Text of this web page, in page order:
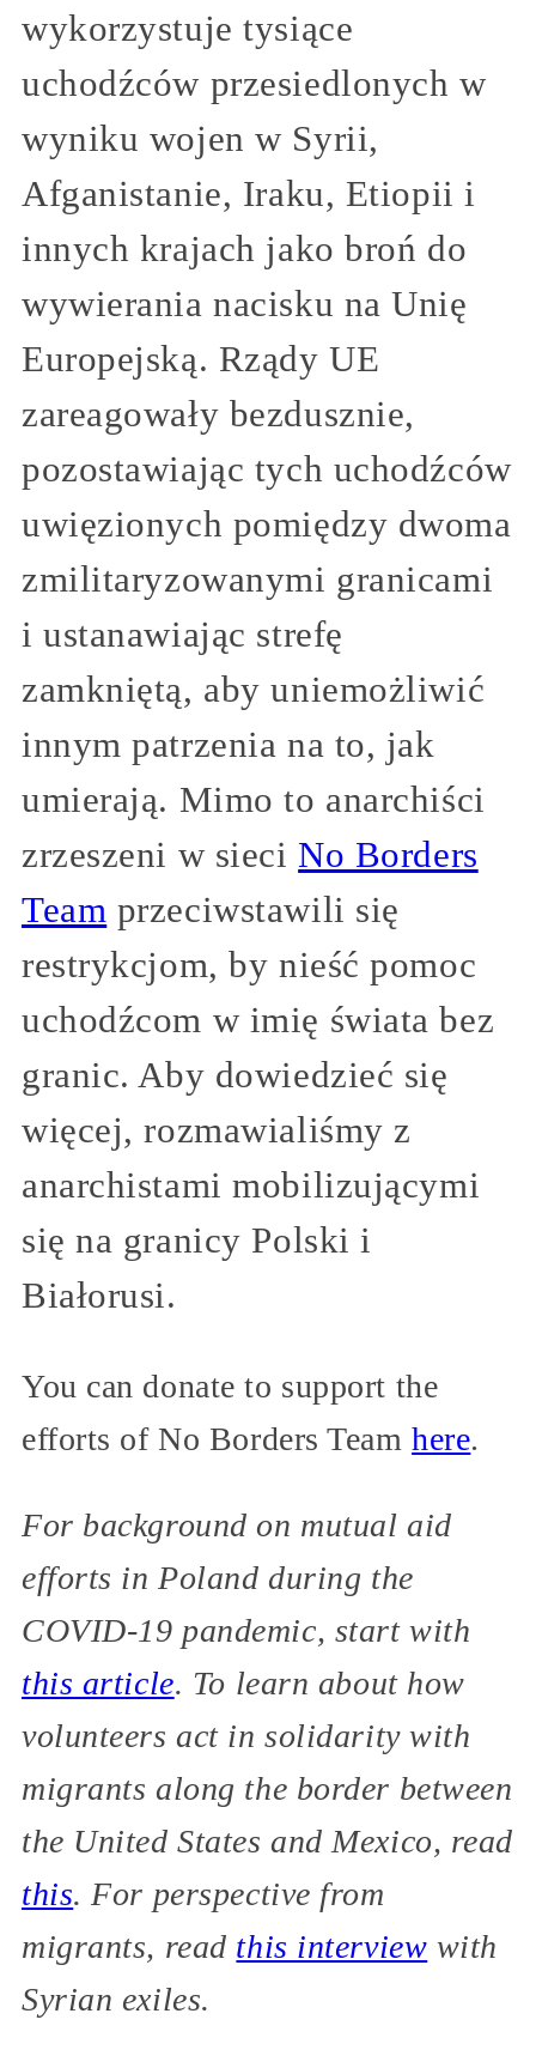
wykorzystuje tysiące
uchodźców przesiedlonych w
wyniku wojen w Syrii,
Afganistanie, Iraku, Etiopii i
innych krajach jako broń do
wywierania nacisku na Unię
Europejską. Rządy UE
zareagowały bezdusznie,
pozostawiając tych uchodźców
uwięzionych pomiędzy dwoma
zmilitaryzowanymi granicami
i ustanawiając strefę
zamkniętą, aby uniemożliwić
innym patrzenia na to, jak
umierają. Mimo to anarchiści
zrzeszeni w sieci No Borders
Team przeciwstawili się
restrykcjom, by nieść pomoc
uchodźcom w imię świata bez
granic. Aby dowiedzieć się
więcej, rozmawialiśmy z
anarchistami mobilizującymi
się na granicy Polski i
Białorusi.
You can donate to support the
efforts of No Borders Teamhere.
For background on mutual aid
efforts in Poland during the
COVID-19 pandemic, start with
this article. To learn about how
volunteers act in solidarity with
migrants along the border between
the United States and Mexico, read
this. For perspective from
migrants, read this interview with
Syrian exiles.